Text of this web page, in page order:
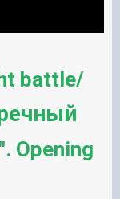
battle/
Opening